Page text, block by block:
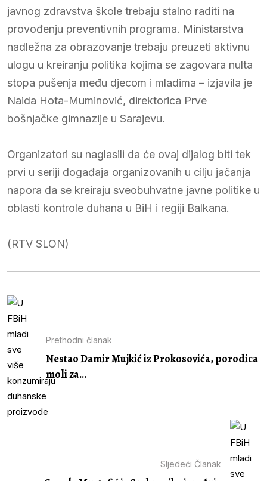
javnog zdravstva škole trebaju stalno raditi na
provođenju preventivnih programa. Ministarstva
nadležna za obrazovanje trebaju preuzeti aktivnu
ulogu u kreiranju politika kojima se zagovara nulta
stopa pušenja među djecom i mladima – izjavila je
Naida Hota-Muminović, direktorica Prve
bošnjačke gimnazije u Sarajevu.
Organizatori su naglasili da će ovaj dijalog biti tek
prvi u seriji događaja organizovanih u cilju jačanja
napora da se kreiraju sveobuhvatne javne politike u
oblasti kontrole duhana u BiH i regiji Balkana.
(RTV SLON)
Prethodni članak
Nestao Damir Mujkić iz Prokosovića, porodica
moli za...
Sljedeći Članak